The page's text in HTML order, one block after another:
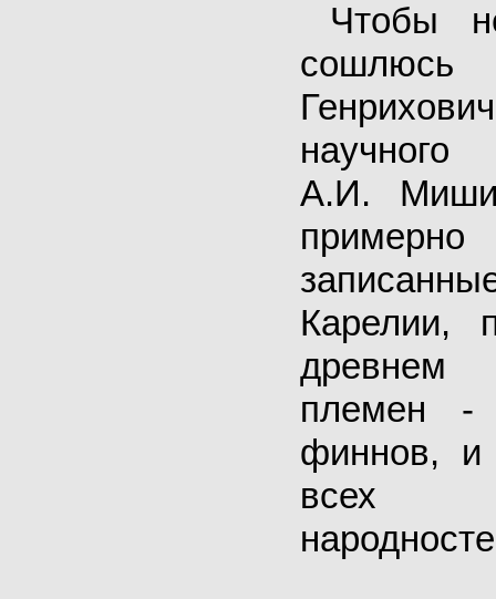
Чтобы
сошлюсь
А.И.
Карелии,
племен -
финнов, и
всех